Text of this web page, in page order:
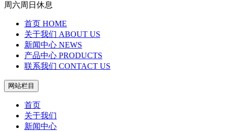
周六周日休息
首页 HOME
关于我们 ABOUT US
新闻中心 NEWS
产品中心 PRODUCTS
联系我们 CONTACT US
网站栏目
首页
关于我们
新闻中心